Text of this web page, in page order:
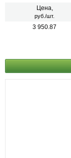
Цена,
руб./шт.
3 950.87